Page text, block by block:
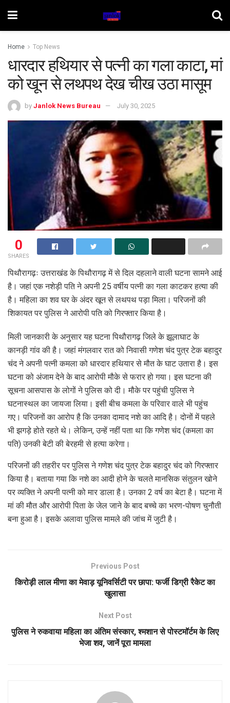
Home Top News
धारदार हथियार से पत्नी का गला काटा, मां
को खून से लथपथ देख चीख उठा मासूम
by Janlok News Bureau July 30, 2025
0
SHARES
पिथौरागढ़ः उत्तराखंड के पिथौरागढ़ में से दिल दहलाने वाली घटना सामने आई
है। जहां एक नशेड़ी पति ने अपनी 25 वर्षीय पत्नी का गला काटकर हत्या की
है। महिला का शव घर के अंदर खून से लथपथ पड़ा मिला। परिजनों की
शिकायत पर पुलिस ने आरोपी पति को गिरफ्तार किया है।
मिली जानकारी के अनुसार यह घटना पिथौरागढ़ जिले के झूलाघाट के
कानड़ी गांव की है। जहां मंगलवार रात को निवासी गणेश चंद पुत्र टेक बहादुर
चंद ने अपनी पत्नी कमला को धारदार हथियार से मौत के घाट उतारा है। इस
घटना को अंजाम देने के बाद आरोपी मौके से फरार हो गया। इस घटना की
सूचना आसपास के लोगों ने पुलिस को दी। मौके पर पहुंची पुलिस ने
घटनास्थल का जायजा लिया। इसी बीच कमला के परिवार वाले भी पहुंच
गए। परिजनों का आरोप है कि उनका ​दामाद नशे का आदि है। दोनों में पहले
भी झगड़े होते रहते थे। लेकिन, उन्हें नहीं पता था कि गणेश चंद (कमला का
पति) उनकी बेटी की बेरहमी से हत्या करेगा।
परिजनों की तहरीर पर पुलिस ने गणेश चंद पुत्र टेक बहादुर चंद को गिरफ्तार
किया है। बताया गया कि नशे का आदी होने के चलते मानसिक संतुलन खोने
पर व्यक्ति ने अपनी पत्नी को मार डाला है। उनका 2 वर्ष का बेटा है। घटना में
मां की मौत और आरोपी पिता के जेल जाने के बाद बच्चे का भरण-पोषण चुनौती
बना हुआ है। इसके अलावा पुलिस मामले की जांच में जुटी है।
Previous Post
किरोड़ी लाल मीणा का मेवाड़ यूनिवर्सिटी पर छापा: फर्जी डिग्री रैकेट का
खुलासा
Next Post
पुलिस ने रुकवाया महिला का अंतिम संस्कार, श्मशान से पोस्टमॉर्टम के लिए
भेजा शव, जानें पूरा मामला